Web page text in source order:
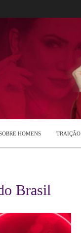
HOMENS TRAIÇÃO
Brasil